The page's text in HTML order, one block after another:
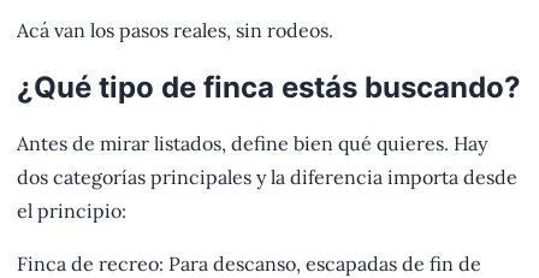
Acá van los pasos reales, sin rodeos.
¿Qué tipo de finca estás buscando?
Antes de mirar listados, define bien qué quieres. Hay
dos categorías principales y la diferencia importa desde
el principio:
Finca de recreo: Para descanso, escapadas de fin de